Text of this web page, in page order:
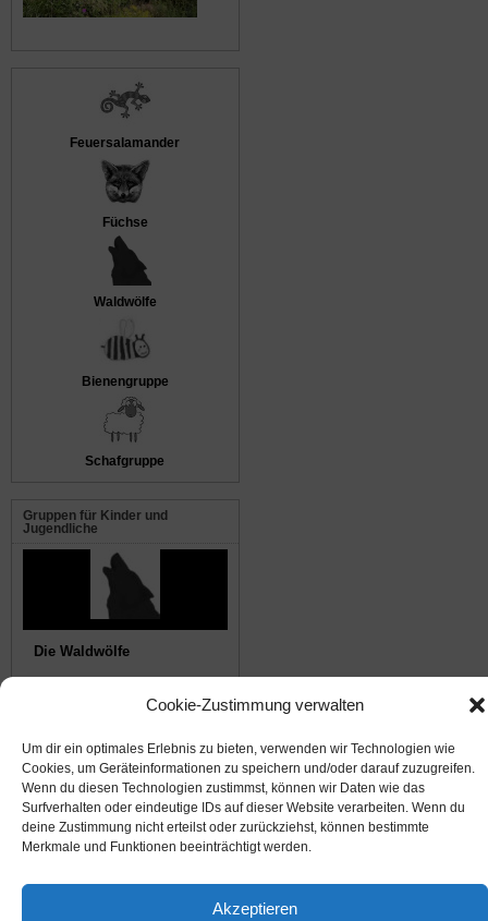
Cookie-Zustimmung verwalten
Um dir ein optimales Erlebnis zu bieten, verwenden wir Technologien wie
Cookies, um Geräteinformationen zu speichern und/oder darauf zuzugreifen.
Wenn du diesen Technologien zustimmst, können wir Daten wie das
Surfverhalten oder eindeutige IDs auf dieser Website verarbeiten. Wenn du
deine Zustimmung nicht erteilst oder zurückziehst, können bestimmte
Merkmale und Funktionen beeinträchtigt werden.
Akzeptieren
Feuersalamander
Füchse
Waldwölfe
Bienengruppe
Schafgruppe
Gruppen für Kinder und
Jugendliche
Die Waldwölfe
Datenschutz
Suffusion theme by Sayontan Sinha